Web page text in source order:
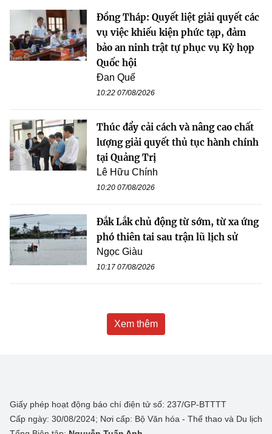
Đồng Tháp: Quyết liệt giải quyết các
vụ việc khiếu kiện phức tạp, đảm
bảo an ninh trật tự phục vụ Kỳ họp
Quốc hội
Đan Quế
10:22 07/08/2026
Thúc đẩy cải cách và nâng cao chất
lượng giải quyết thủ tục hành chính
tại Quảng Trị
Lê Hữu Chính
10:20 07/08/2026
Đắk Lắk chủ động từ sớm, từ xa ứng
phó thiên tai sau trận lũ lịch sử
Ngọc Giàu
10:17 07/08/2026
Xem thêm
Giấy phép hoạt động báo chí điện tử số: 237/GP-BTTTT
Cấp ngày: 30/08/2024; Nơi cấp: Bộ Văn hóa - Thể thao và Du lịch